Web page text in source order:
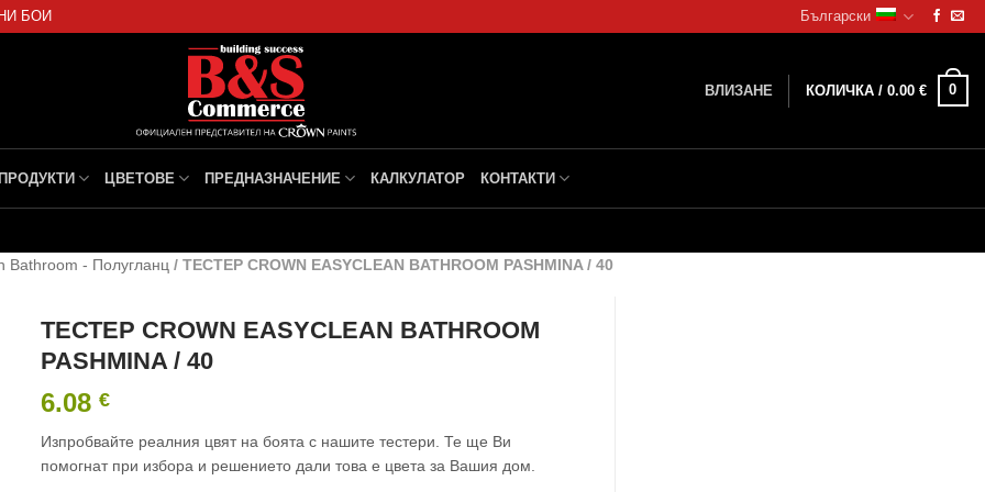
БОИ Български
ВЛИЗАНЕ КОЛИЧКА / 0.00 € 0
ЦВЕТОВЕ ПРЕДНАЗНАЧЕНИЕ КАЛКУЛАТОР КОНТАКТИ
Bathroom - Полугланц / ТЕСТЕР CROWN EASYCLEAN BATHROOM PASHMINA / 40
ТЕСТЕР CROWN EASYCLEAN BATHROOM
PASHMINA / 40
6.08€
Изпробвайте реалния цвят на боята с нашите тестери. Те ще Ви
помогнат при избора и решението дали това е цвета за Вашия дом.